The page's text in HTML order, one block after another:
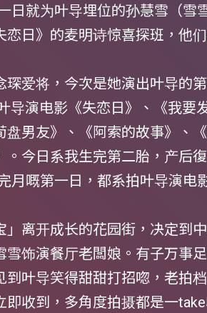
日就为叶导埋位的孙慧雪（雪
恋日》的麦明诗惊喜探班，他
琛爱将，今次是她演出叶导的
导演电影《失恋日》、《我要
盘男友》、《阿索的故事》、
。今日系我生完第二胎，产后
月嘅第一日，都系拍叶导演电
」离开成长的花园街，决定到
雪饰演餐厅老闆娘。有子万事
到叶导笑得甜甜打招唿，老拍
即收到，多角度拍摄都是一